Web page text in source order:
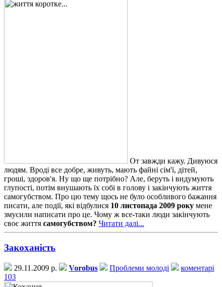
От завжди кажу. Дивуюся
людям. Вроді все добре, живуть, мають файні сім'ї, дітей,
гроші, здоров'я. Ну що ще потрібно? Але, беруть і видумують
глупості, потім внушають їх собі в голову і закінчують життя
самогубством. Про цю тему щось не було особливого бажання
писати, але події, які відбулися 10 листопада 2009 року мене
змусили написати про це. Чому ж все-таки люди закінчують
своє життя самогубством? Читати далі...
Закоханість
29.11.2009 р. Vorobus Проблеми молоді
коментарі
103